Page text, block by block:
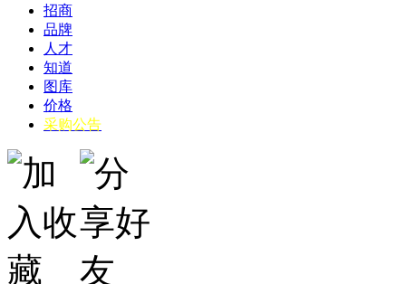
招商
品牌
人才
知道
图库
价格
采购公告